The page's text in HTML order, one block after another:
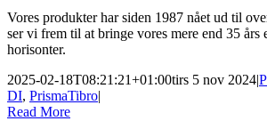
Vores produkter har siden 1987 nået ud til
ser vi frem til at bringe vores mere end 35 års
horisonter.
2025-02-18T08:21:21+01:00tirs 5 nov 2024|
DI, PrismaTibro|
Read More